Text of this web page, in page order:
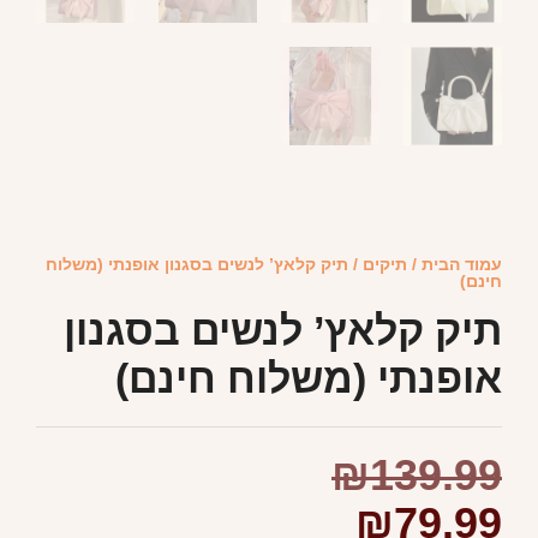
עמוד הבית / תיקים / תיק קלאץ’ לנשים בסגנון אופנתי (משלוח
חינם)
תיק קלאץ’ לנשים בסגנון
אופנתי (משלוח חינם)
₪139.99
₪79.99